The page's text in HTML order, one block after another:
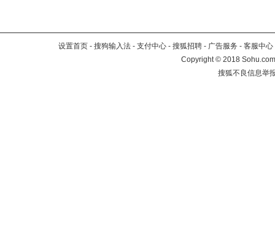
设置首页 - 搜狗输入法 - 支付中心 - 搜狐招聘 - 广告服务 - 客服中心
Copyright©2018
搜狐不良信息举